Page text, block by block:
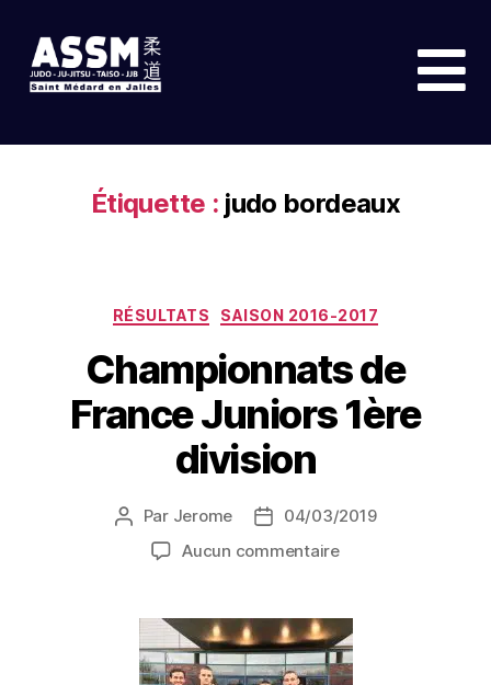
Étiquette : judo bordeaux
RÉSULTATS SAISON 2016-2017
Championnats de
France Juniors 1ère
division
Par Jerome
04/03/2019
Aucun commentaire